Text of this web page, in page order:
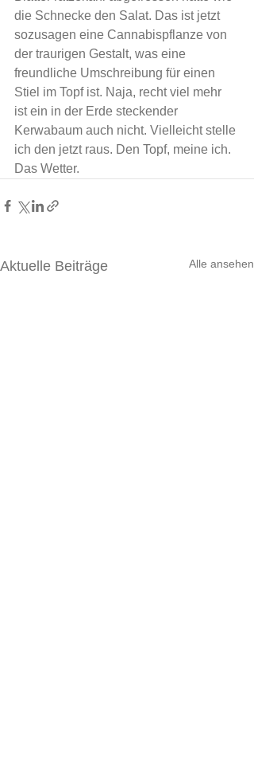
die Schnecke den Salat. Das ist jetzt
sozusagen eine Cannabispflanze von
der traurigen Gestalt, was eine
freundliche Umschreibung für einen
Stiel im Topf ist. Naja, recht viel mehr
ist ein in der Erde steckender
Kerwabaum auch nicht. Vielleicht stelle
ich den jetzt raus. Den Topf, meine ich.
Das Wetter.
Aktuelle Beiträge Alle ansehen